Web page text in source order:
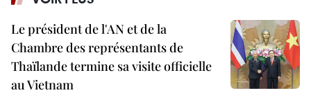
Le président de l'AN et de la
Chambre des représentants de
Thaïlande termine sa visite officielle
au Vietnam